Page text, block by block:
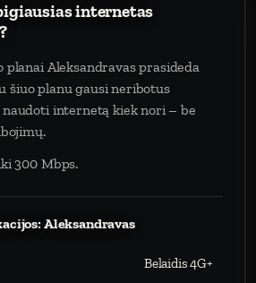
internetas
Aleksandravas prasideda
šiuo planu gausi neribotus
internetą kiek nori – be
300 Mbps.
Aleksandravas
Belaidis 4G+